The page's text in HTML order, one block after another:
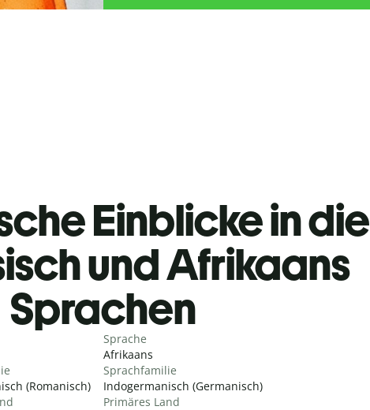
Einblicke in die
und Afrikaans
Sprachen
(Romanisch)
Sprache
Afrikaans
Sprachfamilie
Indogermanisch (Germanisch)
Primäres Land